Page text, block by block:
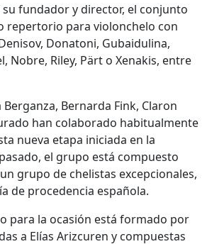
su fundador y director, el conjunto
repertorio para violonchelo con
Donatoni, Gubaidulina,
Nobre, Riley, Pärt o Xenakis, entre
Berganza, Bernarda Fink, Claron
han colaborado habitualmente
nueva etapa iniciada en la
el grupo está compuesto
grupo de chelistas excepcionales,
de procedencia española.
para la ocasión está formado por
a Elías Arizcuren y compuestas